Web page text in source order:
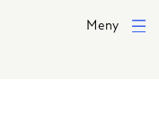
Meny